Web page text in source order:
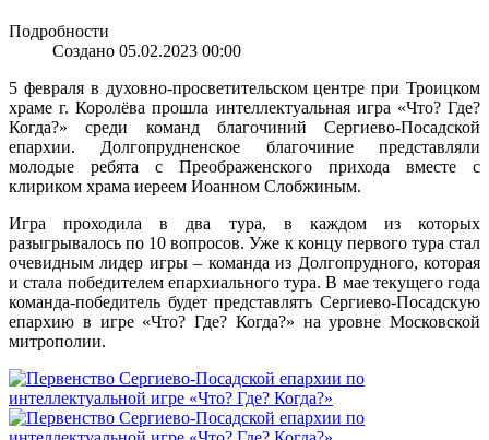
Подробности
Создано 05.02.2023 00:00
5 февраля в духовно-просветительском центре при Троицком
храме г. Королёва прошла интеллектуальная игра «Что? Где?
Когда?» среди команд благочиний Сергиево-Посадской
епархии. Долгопрудненское благочиние представляли
молодые ребята с Преображенского прихода вместе с
клириком храма иереем Иоанном Слобжиным.
Игра проходила в два тура, в каждом из которых
разыгрывалось по 10 вопросов. Уже к концу первого тура стал
очевидным лидер игры – команда из Долгопрудного, которая
и стала победителем епархиального тура. В мае текущего года
команда-победитель будет представлять Сергиево-Посадскую
епархию в игре «Что? Где? Когда?» на уровне Московской
митрополии.